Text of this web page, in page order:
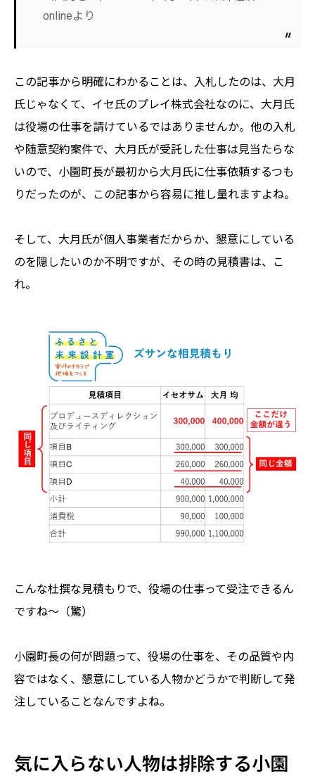
onlineより
この記事から明確にわかることは、入札したのは、大月
氏じゃなくて、イセ氏のプレイ株式会社なのに、大月氏
は役場の仕事を請けているではありませんか。他の入札
や随意契約案件で、大月氏が受託した仕事は見当たらな
いので、小園町長が最初から大月氏に仕事依頼するつも
りだったのが、この記事から容易に推し量れますよね。
そして、大月氏が個人事業者だからか、懇意にしている
のを隠したいのか不明ですが、その時の見積書は、こ
れ。
こんな杜撰な見積もりで、役場の仕事って受注できるん
ですね～（驚）
小園町長の何が問題って、役場の仕事を、その品質や内
容ではなく、懇意にしている人物かどうかで判断して発
注していることなんですよね。
気に入らない人物は排除する小園